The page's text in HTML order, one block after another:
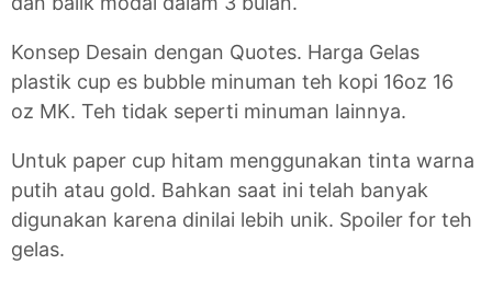
Konsep Desain dengan Quotes. Harga Gelas
plastik cup es bubble minuman teh kopi 16oz 16
oz MK. Teh tidak seperti minuman lainnya.
Untuk paper cup hitam menggunakan tinta warna
putih atau gold. Bahkan saat ini telah banyak
digunakan karena dinilai lebih unik. Spoiler for teh
gelas.